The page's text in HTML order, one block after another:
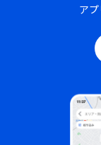
ア